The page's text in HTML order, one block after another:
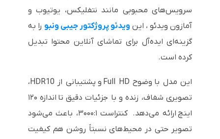
سرویس‌های محبوبی مانند نتفلیکس، یوتیوب و
آمازون ویدئو ، این ویدئو پروژکتور جیبی ونبو را به
گزینه‌ای ایده‌آل برای تماشای آنلاین محتوا تبدیل
کرده است.
این مدل با وضوح Full HD و پشتیبانی از HDR10،
تصویری شفاف، زنده و با جزئیات دقیق تا اندازه ۱۲۰
اینچ ارائه می‌دهد. کنتراست ۳۰۰۰:۱، باعث می‌شود
تصویر حتی در محیط‌های نسبتاً روشن هم کیفیت